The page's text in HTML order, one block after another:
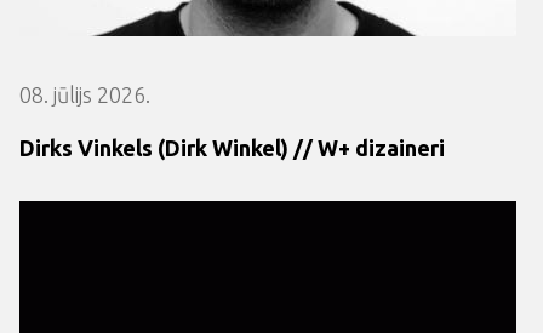
08. jūlijs 2026.
Dirks Vinkels (Dirk Winkel) // W+ dizaineri